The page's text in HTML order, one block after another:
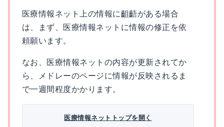
医療情報ネット上の情報に齟齬がある場合
は、まず、医療情報ネットに情報の修正を依
頼願います。
なお、医療情報ネットの内容が更新されてか
ら、メドレーのページに情報が反映されるま
で一週間程度かかります。
医療情報ネットトップを開く